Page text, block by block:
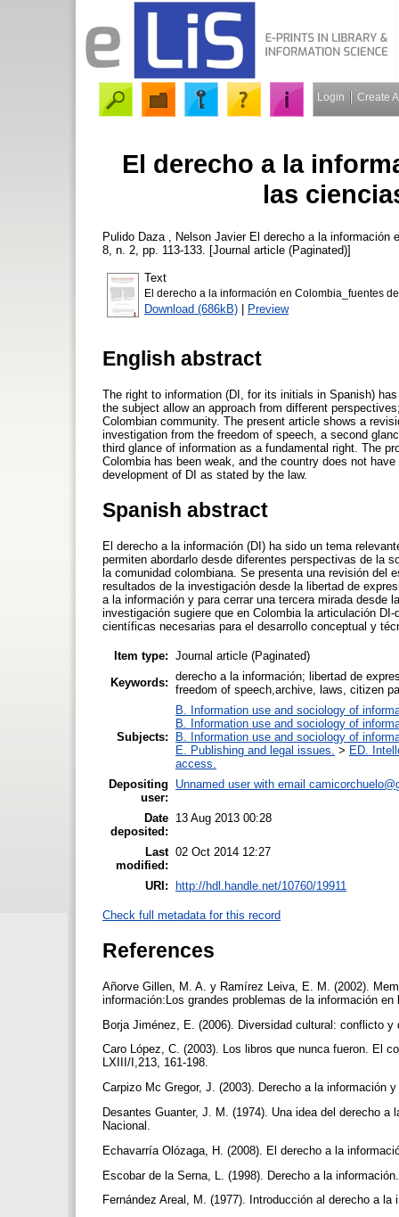
Login Create
El derecho a la
las
Pulido Daza , Nelson JavierEl derecho a la información
8, n. 2, pp. 113-133. [Journal article (Paginated)]
Text
El derecho a la información en Colombia_fuentes
Download (686kB) | Preview
English abstract
The right to information (DI, for its initials in Spanish)
the subject allow an approach from different
Colombian community. The present article shows a
investigation from the freedom of speech, a second
third glance of information as a fundamental right. The
Colombia has been weak, and the country does not
development of DI as stated by the law.
Spanish abstract
El derecho a la información (DI) ha sido un tema
permiten abordarlo desde diferentes perspectivas de la
la comunidad colombiana. Se presenta una revisión del
resultados de la investigación desde la libertad de
a la información y para cerrar una tercera mirada desde
investigación sugiere que en Colombia la articulación
científicas necesarias para el desarrollo conceptual y
Item type: Journal article (Paginated)
Keywords: derecho a la información; libertad de
freedom of speech,archive, laws, citizen
Subjects:
B. Information use and sociology of
B. Information use and sociology of
B. Information use and sociology of
E. Publishing and legal issues. > ED.
access.
Depositing
user:
Unnamed user with email
Date
deposited:
13 Aug 2013 00:28
Last
modified:
02 Oct 2014 12:27
URI: http://hdl.handle.net/10760/19911
Check full metadata for this record
References
Añorve Gillen, M. A. y Ramírez Leiva, E. M. (2002).
información:Los grandes problemas de la información
Borja Jiménez, E. (2006). Diversidad cultural: conflicto
Caro López, C. (2003). Los libros que nunca fueron. El
LXIII/I,213, 161-198.
Carpizo Mc Gregor, J. (2003). Derecho a la información
Desantes Guanter, J. M. (1974). Una idea del derecho
Nacional.
Echavarría Olózaga, H. (2008). El derecho a la
Escobar de la Serna, L. (1998). Derecho a la
Fernández Areal, M. (1977). Introducción al derecho a